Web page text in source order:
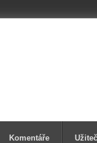
Komentáře